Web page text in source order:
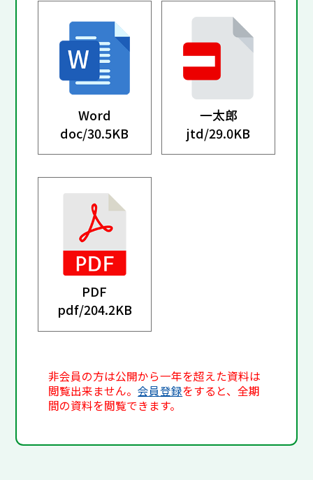
Word
doc/30.5KB
一太郎
jtd/29.0KB
PDF
pdf/204.2KB
非会員の方は公開から一年を超えた資料は
閲覧出来ません。会員登録をすると、全期
間の資料を閲覧できます。